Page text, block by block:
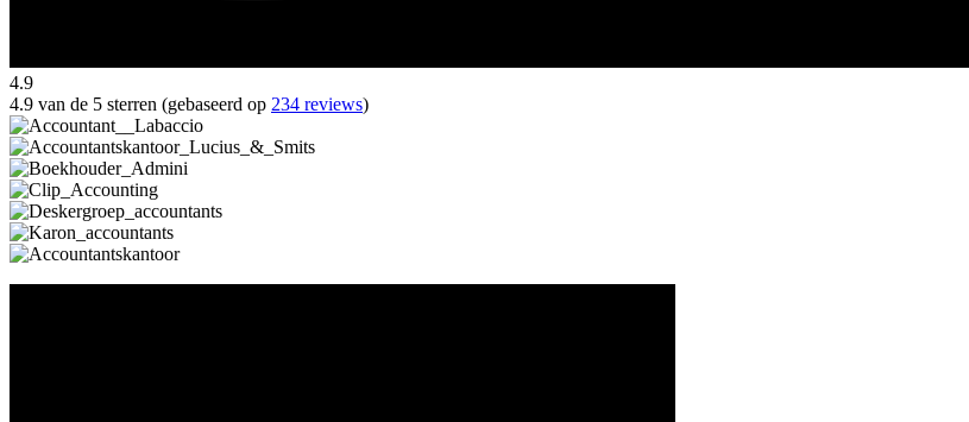
4.9
4.9 van de 5 sterren (gebaseerd op 234 reviews)